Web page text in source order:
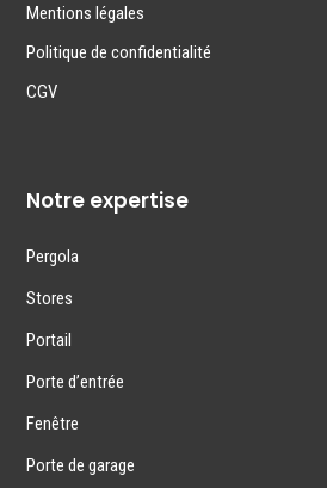
Mentions légales
Politique de confidentialité
CGV
Notre expertise
Pergola
Stores
Portail
Porte d’entrée
Fenêtre
Porte de garage